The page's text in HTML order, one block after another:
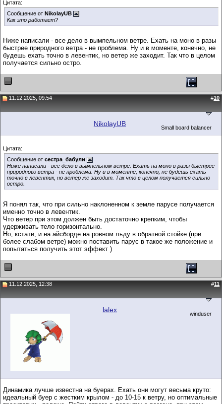
Цитата:
Сообщение от NikolayUB
Как это работает?
Ниже написали - все дело в вымпельном ветре. Ехать на моно в разы
быстрее природного ветра - не проблема. Ну и в моменте, конечно, не
будешь ехать точно в левентик, но ветер же заходит. Так что в целом
получается сильно остро.
11.12.2025, 09:54 #10
NikolayUB Small board balancer
Цитата:
Сообщение от сестра_бабули
Ниже написали - все дело в вымпельном ветре. Ехать на моно в разы быстрее
природного ветра - не проблема. Ну и в моменте, конечно, не будешь ехать
точно в левентик, но ветер же заходит. Так что в целом получается сильно
остро.
Я понял так, что при сильно наклоненном к земле парусе получается
именно точно в левентик.
Что ветер при этом должен быть достаточно крепким, чтобы
удерживать тело горизонтально.
Но, кстати, и на айсборде на ровном льду в обратной стойке (при
более слабом ветре) можно поставить парус в такое же положение и
попытаться получить этот эффект )
11.12.2025, 12:38 #11
lalex winduser
Динамика лучше известна на буерах. Ехать они могут весьма круто:
идеальный буер с жестким крылом - до 10-15 к ветру, но оптимальные